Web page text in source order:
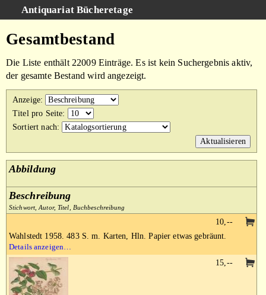
Antiquariat Bücheretage
Gesamtbestand
Warenkorb
AGB
Gesamtbestand
Die Liste enthält 22009 Einträge. Es ist kein Suchergebnis aktiv,
der gesamte Bestand wird angezeigt.
Anzeige:
Titel pro Seite:
Sortiert nach:
Abbildung
Beschreibung
Stichwort, Autor, Titel, Buchbeschreibung
Wahlstedt 1958. 483 S. m. Karten, Hln. Papier etwas gebräunt.
Details anzeigen…
10,--
15,--